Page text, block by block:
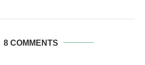
8 COMMENTS